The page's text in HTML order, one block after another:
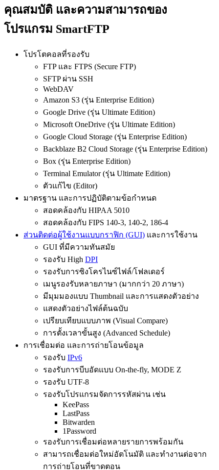
คุณสมบัติ และความสามารถของ
โปรแกรม SmartFTP
โปรโตคอลที่รองรับ
FTP และ FTPS (Secure FTP)
SFTP ผ่าน SSH
WebDAV
Amazon S3 (รุ่น Enterprise Edition)
Google Drive (รุ่น Ultimate Edition)
Microsoft OneDrive (รุ่น Ultimate Edition)
Google Cloud Storage (รุ่น Enterprise Edition)
Backblaze B2 Cloud Storage (รุ่น Enterprise Edition)
Box (รุ่น Enterprise Edition)
Terminal Emulator (รุ่น Ultimate Edition)
ตัวแก้ไข (Editor)
มาตรฐาน และการปฏิบัติตามข้อกำหนด
สอดคล้องกับ HIPAA 5010
สอดคล้องกับ FIPS 140-3, 140-2, 186-4
ส่วนติดต่อผู้ใช้งานแบบกราฟิก (GUI) และการใช้งาน
GUI ที่มีความทันสมัย
รองรับ High DPI
รองรับการซิงโครไนซ์ไฟล์/โฟลเดอร์
เมนูรองรับหลายภาษา (มากกว่า 20 ภาษา)
มีมุมมองแบบ Thumbnail และการแสดงตัวอย่าง
แสดงตัวอย่างไฟล์ต้นฉบับ
เปรียบเทียบแบบภาพ (Visual Compare)
การตั้งเวลาขั้นสูง (Advanced Schedule)
การเชื่อมต่อ และการถ่ายโอนข้อมูล
รองรับ IPv6
รองรับการบีบอัดแบบ On-the-fly, MODE Z
รองรับ UTF-8
รองรับโปรแกรมจัดการรหัสผ่าน เช่น
KeePass
LastPass
Bitwarden
1Password
รองรับการเชื่อมต่อหลายรายการพร้อมกัน
สามารถเชื่อมต่อใหม่อัตโนมัติ และทำงานต่อจาก
การถ่ายโอนที่ขาดตอน